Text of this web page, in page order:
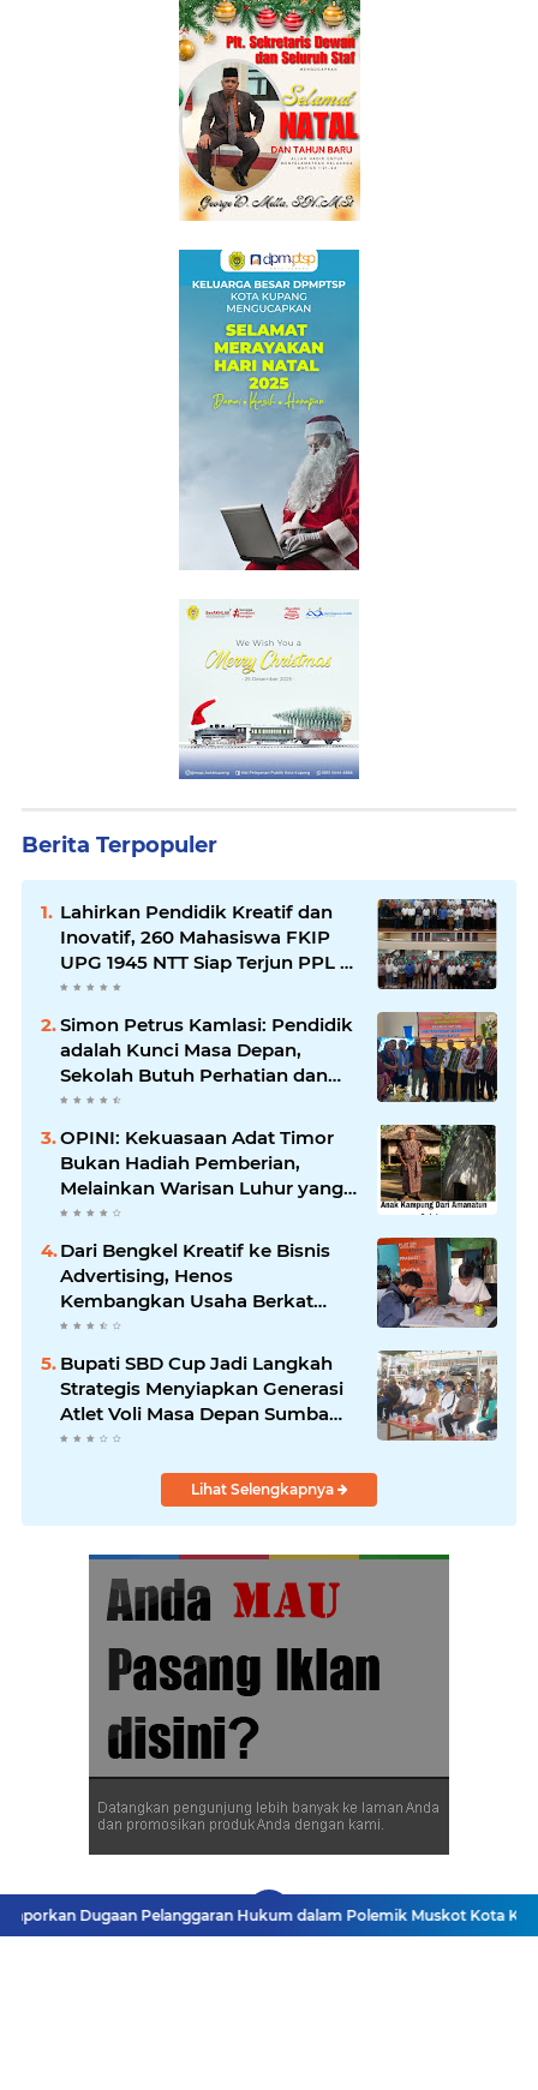
Berita Terpopuler
Lahirkan Pendidik Kreatif dan
Inovatif, 260 Mahasiswa FKIP
UPG 1945 NTT Siap Terjun PPL di
17 Sekolah Kota Kupang
Simon Petrus Kamlasi: Pendidik
adalah Kunci Masa Depan,
Sekolah Butuh Perhatian dan
Dukungan
OPINI: Kekuasaan Adat Timor
Bukan Hadiah Pemberian,
Melainkan Warisan Luhur yang
Turun Temurun
Dari Bengkel Kreatif ke Bisnis
Advertising, Henos
Kembangkan Usaha Berkat
KUR BRI
Bupati SBD Cup Jadi Langkah
Strategis Menyiapkan Generasi
Atlet Voli Masa Depan Sumba
Barat Daya
Lihat Selengkapnya
Dugaan Pelanggaran Hukum dalam Polemik Muskot Kota